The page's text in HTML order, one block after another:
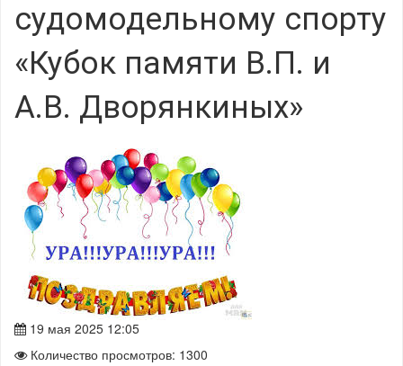
судомодельному спорту
«Кубок памяти В.П. и
А.В. Дворянкиных»
19 мая 2025 12:05
Количество просмотров: 1300